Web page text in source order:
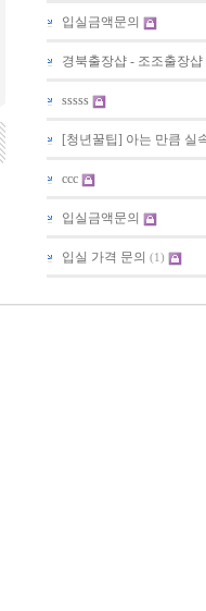
입실금액문의
경북출장샵 - 조조출장샵
sssss
[청년꿀팁] 아는 만큼 실
ccc
입실금액문의
입실 가격 문의 (1)